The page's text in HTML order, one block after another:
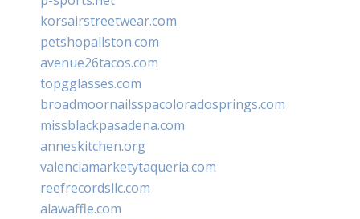
korsairstreetwear.com
petshopallston.com
avenue26tacos.com
topgglasses.com
broadmoornailsspacoloradosprings.com
missblackpasadena.com
anneskitchen.org
valenciamarketytaqueria.com
reefrecordsllc.com
alawaffle.com